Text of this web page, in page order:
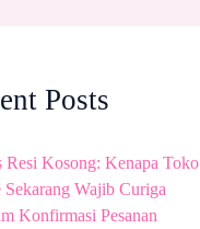
Posts
Resi Kosong: Kenapa Toko
Sekarang Wajib Curiga
Konfirmasi Pesanan